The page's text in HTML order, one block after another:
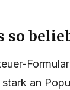
so
an